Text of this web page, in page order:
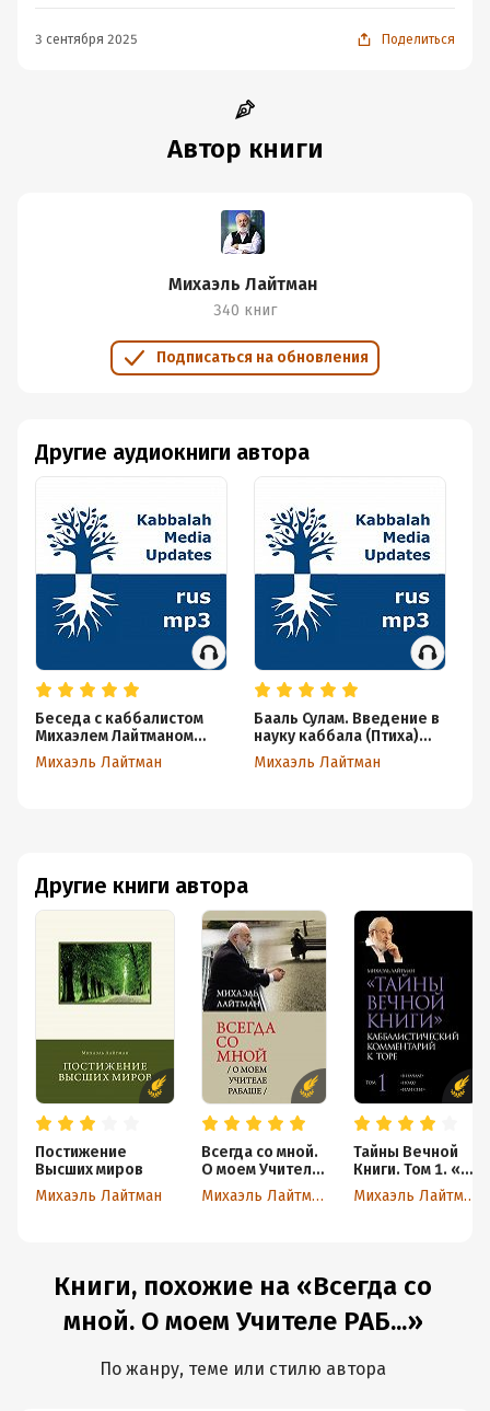
3 сентября 2025 Поделиться
Автор книги
Михаэль Лайтман
340 книг
Подписаться на обновления
Другие книги автора
Постижение
Высших миров
Михаэль Лайтман
Всегда со мной.
О моем Учителе
РАБАШе
Михаэль Лайтман
Тайны Вечной
Книги. Том 1. «В
начале»,
«Ноах», «Иди
Михаэль Лайтман
Другие аудиокниги автора
Беседа с каббалистом
Михаэлем Лайтманом
[2023-05-22] #program
Михаэль Лайтман
Бааль Сулам. Введение в
науку каббала (Птиха)
[2023-08-07] #lesson
Михаэль Лайтман
Книги, похожие на «Всегда со
мной. О моем Учителе РАБ...»
По жанру, теме или стилю автора